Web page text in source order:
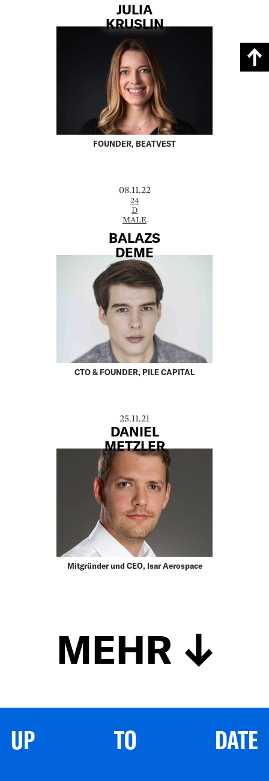
JULIA
KRUSLIN
FOUNDER, BEATVEST
08.11.22
24
D
MALE
BALAZS
DEME
CTO & FOUNDER, PILE CAPITAL
25.11.21
DANIEL
METZLER
Mitgründer und CEO, Isar Aerospace
MEHR
UP TO DATE